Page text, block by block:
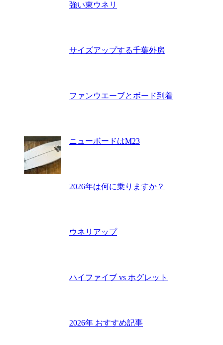
強い東ウネリ
サイズアップする千葉外房
ファンウエーブとボード到着
ニューボードはM23
2026年は何に乗りますか？
ウネリアップ
ハイファイブ vs ホグレット
2026年 おすすめ記事